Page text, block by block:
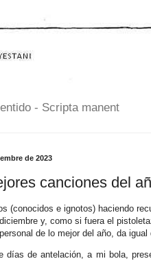
- Scripta manent
de 2023
canciones del
(conocidos e ignotos) haciendo
diciembre y, como si fuera el
de lo mejor del año, da
días de antelación, a mi bola,